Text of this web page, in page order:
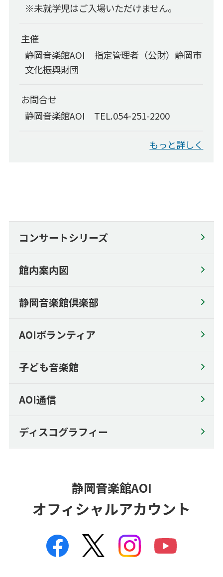
静岡音楽館倶楽部
AOIボランティア
ボランティアの活動
子ども音楽館
AOI通信
サイトポリシー
English
Amateur Ensemble Day ♪
コンサートシリーズ
館内案内図
静岡音楽館倶楽部
AOIボランティア
子ども音楽館
AOI通信
ディスコグラフィー
静岡音楽館AOI
オフィシャルアカウント
※未就学児はご入場いただけません。
主催
静岡音楽館AOI 指定管理者（公財）静岡市
文化振興財団
お問合せ
静岡音楽館AOI TEL.054-251-2200
もっと詳しく